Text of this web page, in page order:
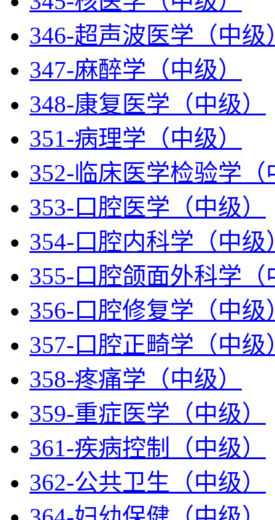
346-超声波医学（中级
347-麻醉学（中级）
348-康复医学（中级）
351-病理学（中级）
352-临床医学检验学（
353-口腔医学（中级）
354-口腔内科学（中级
355-口腔颌面外科学（
356-口腔修复学（中级
357-口腔正畸学（中级
358-疼痛学（中级）
359-重症医学（中级）
361-疾病控制（中级）
362-公共卫生（中级）